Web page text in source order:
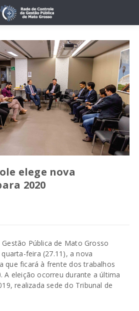
elege nova
2020
Pública de Mato Grosso
feira (27.11), a nova
que ficará à frente dos trabalhos
A eleição ocorreu durante a última
realizada sede do Tribunal de